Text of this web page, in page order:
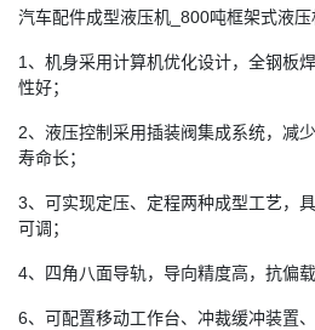
汽车配件成型液压机_800吨框架式液压
1、机身采用计算机优化设计，全钢板
性好；
2、液压控制采用插装阀集成系统，减
寿命长；
3、可实现定压、定程两种成型工艺，
可调；
4、四角八面导轨，导向精度高，抗偏
6、可配置移动工作台、冲裁缓冲装置